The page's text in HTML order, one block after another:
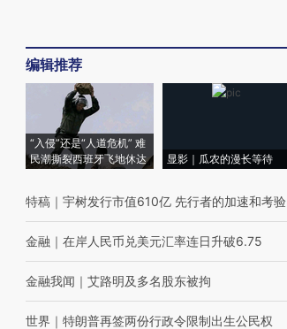
编辑推荐
“入侵”还是“人道危机” 难
民潮撕裂西班牙飞地休达
显影｜瓜农的漫长等待
特稿 ｜ 宇树发行市值610亿 先行者的加速和考验
金融 ｜ 在岸人民币兑美元汇率连日升破6.75
金融我闻 ｜ 艾路明及多名股东被拘
世界 ｜ 特朗普再签两份行政令限制出生公民权